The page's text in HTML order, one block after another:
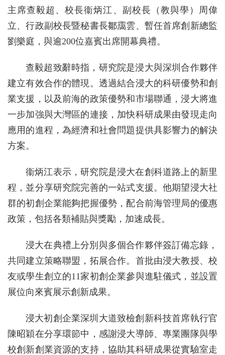
主席查毅超、校長衞炳江、副校長（教與學）周偉
立、行政副校長暨秘書長鄒靄雲、暫任首席創新總監
劉樂庭，與逾200位嘉賓出席開幕典禮。
查毅超致辭時指，研究院是浸大與深圳合作夥伴
建立有效合作的體現。透過結合浸大的科研優勢和創
業支援，以及前海的政策優勢和市場聯通，浸大將進
一步加強與大灣區的連接，加快科研成果由發現走向
應用的進程，為經濟和社會問題提供具影響力的解決
方案。
衞炳江表示，研究院是浸大在創科道路上的新里
程，並分享研究院完善的一站式支援。他期望浸大社
群的初創企業能夠把握優勢，配合前海管理局的優惠
政策，包括各類補貼與獎勵，加速成長。
浸大在典禮上分別與多個合作夥伴簽訂備忘錄，
共同建立策略聯盟，拓展合作。首批由浸大教授、校
友或學生創立的11家初創企業參與進駐儀式，並設置
展位向來賓展示創新成果。
浸大初創企業深圳大道致檢創新科技首席執行官
陳昭穎在分享環節中，感謝浸大導師、專業團隊與學
校創新創業資源的支持，協助其科研成果從實驗室走